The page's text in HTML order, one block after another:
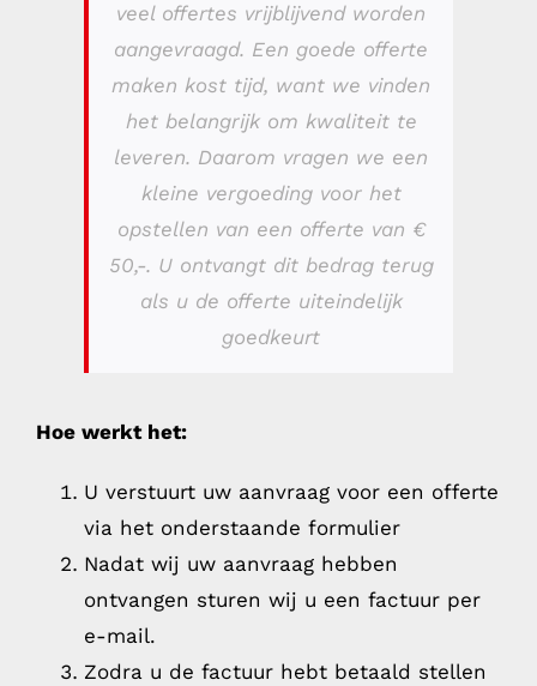
veel offertes vrijblijvend worden
aangevraagd. Een goede offerte
maken kost tijd, want we vinden
het belangrijk om kwaliteit te
leveren. Daarom vragen we een
kleine vergoeding voor het
opstellen van een offerte van €
50,-. U ontvangt dit bedrag terug
als u de offerte uiteindelijk
goedkeurt
Hoe werkt het:
U verstuurt uw aanvraag voor een offerte
via het onderstaande formulier
Nadat wij uw aanvraag hebben
ontvangen sturen wij u een factuur per
e-mail.
Zodra u de factuur hebt betaald stellen